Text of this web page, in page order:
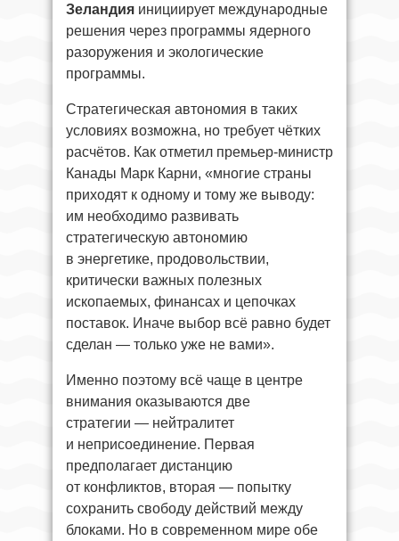
Зеландия инициирует международные
решения через программы ядерного
разоружения и экологические
программы.
Стратегическая автономия в таких
условиях возможна, но требует чётких
расчётов. Как отметил премьер-министр
Канады Марк Карни, «многие страны
приходят к одному и тому же выводу:
им необходимо развивать
стратегическую автономию
в энергетике, продовольствии,
критически важных полезных
ископаемых, финансах и цепочках
поставок. Иначе выбор всё равно будет
сделан — только уже не вами».
Именно поэтому всё чаще в центре
внимания оказываются две
стратегии — нейтралитет
и неприсоединение. Первая
предполагает дистанцию
от конфликтов, вторая — попытку
сохранить свободу действий между
блоками. Но в современном мире обе